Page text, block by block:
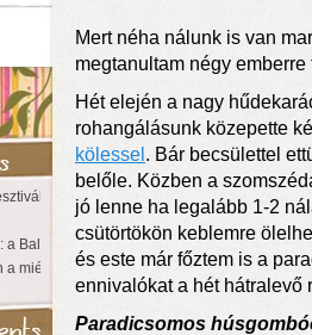
egy városnyi élmény
a Balaton partján a nyár még tart!
a miénk a Sziget!
Mert néha nálunk is van
megtanultam négy
Hét elején a nagy
rohangálásunk közepette
kölessel . Bár becsülettel
belőle. Közben a
jó lenne ha legalább 1-2
csütörtökön keblemre
és este már főztem is a
ennivalókat a hét hátralevő
Paradicsomos